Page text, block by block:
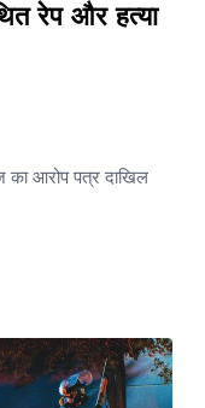
रेप और हत्या
का आरोप पत्र दाखिल